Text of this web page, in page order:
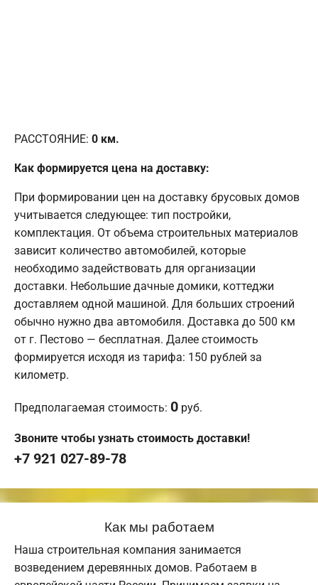
РАССТОЯНИЕ: 0 км.
Как формируется цена на доставку:
При формировании цен на доставку брусовых домов
учитывается следующее: тип постройки,
комплектация. От объема строительных материалов
зависит количество автомобилей, которые
необходимо задействовать для организации
доставки. Небольшие дачные домики, коттеджи
доставляем одной машиной. Для больших строений
обычно нужно два автомобиля. Доставка до 500 км
от г. Пестово — бесплатная. Далее стоимость
формируется исходя из тарифа: 150 рублей за
километр.
Предполагаемая стоимость: 0 руб.
Звоните чтобы узнать стоимость доставки!
+7 921 027-89-78
Как мы работаем
Наша строительная компания занимается
возведением деревянных домов. Работаем в